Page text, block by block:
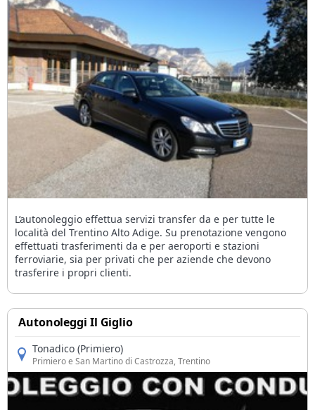
L’autonoleggio effettua servizi transfer da e per tutte le
località del Trentino Alto Adige. Su prenotazione vengono
effettuati trasferimenti da e per aeroporti e stazioni
ferroviarie, sia per privati che per aziende che devono
trasferire i propri clienti.
Autonoleggi Il Giglio
Tonadico (Primiero)
Primiero e San Martino di Castrozza, Trentino